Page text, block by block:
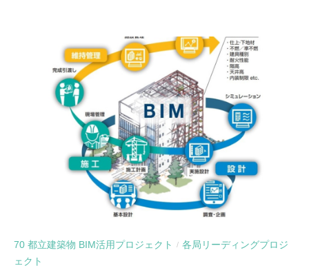
70 都立建築物 BIM活用プロジェクト / 各局リーディングプロジ
ェクト